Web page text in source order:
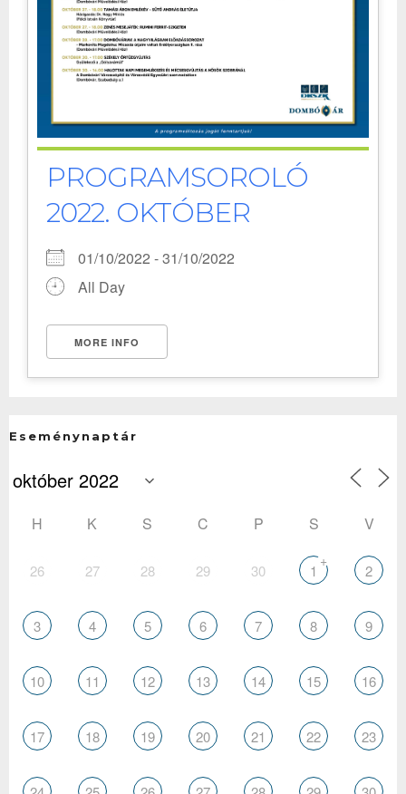
PROGRAMSOROLÓ
2022. OKTÓBER
01/10/2022 - 31/10/2022
All Day
MORE INFO
Eseménynaptár
H K S C P S V
26 27 28 29 30 1
+
2
3 4 5 6 7 8 9
10 11 12 13 14 15 16
17 18 19 20 21 22 23